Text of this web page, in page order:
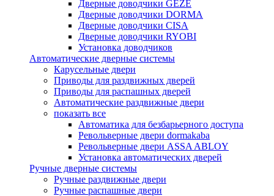
Дверные доводчики GEZE
Дверные доводчики DORMA
Дверные доводчики CISA
Дверные доводчики RYOBI
Установка доводчиков
Автоматические дверные системы
Карусельные двери
Приводы для раздвижных дверей
Приводы для распашных дверей
Автоматические раздвижные двери
показать все
Автоматика для безбарьерного доступа
Револьверные двери dormakaba
Револьверные двери ASSA ABLOY
Установка автоматических дверей
Ручные дверные системы
Ручные раздвижные двери
Ручные распашные двери